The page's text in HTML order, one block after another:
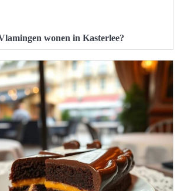
wonen in Kasterlee?